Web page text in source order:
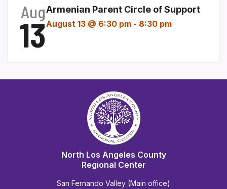
Aug
13
Armenian Parent Circle of Support
August 13 @ 6:30 pm - 8:30 pm
North Los Angeles County
Regional Center
San Fernando Valley (Main office)